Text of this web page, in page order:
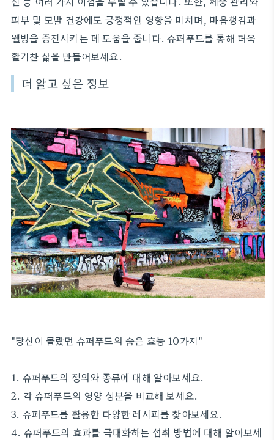
피부 및 모발 건강에도 긍정적인 영향을 미치며, 마음챙김과
웰빙을 증진시키는 데 도움을 줍니다. 슈퍼푸드를 통해 더욱
활기찬 삶을 만들어보세요.
더 알고 싶은 정보
"당신이 몰랐던 슈퍼푸드의 숨은 효능 10가지"
1. 슈퍼푸드의 정의와 종류에 대해 알아보세요.
2. 각 슈퍼푸드의 영양 성분을 비교해 보세요.
3. 슈퍼푸드를 활용한 다양한 레시피를 찾아보세요.
4. 슈퍼푸드의 효과를 극대화하는 섭취 방법에 대해 알아보세